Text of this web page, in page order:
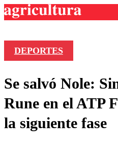
Frecuencias
Agricultura
Deportes
Colo Colo
Entretención
DEPORTES
Se salvó Nole:
Rune en el ATP
la siguiente fase